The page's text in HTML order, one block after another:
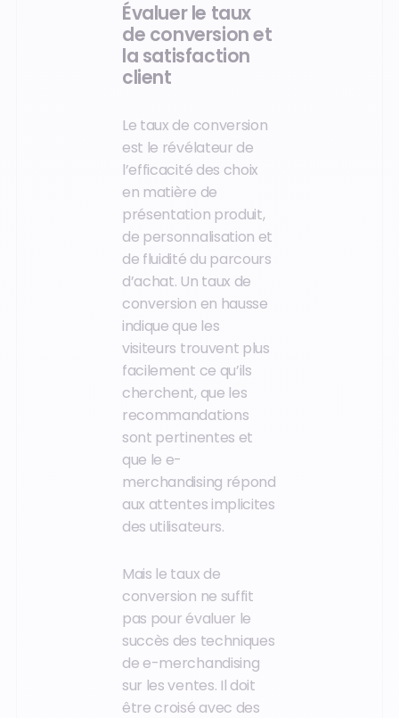
Évaluer le taux
de conversion et
la satisfaction
client
Le taux de conversion
est le révélateur de
l’efficacité des choix
en matière de
présentation produit,
de personnalisation et
de fluidité du parcours
d’achat. Un taux de
conversion en hausse
indique que les
visiteurs trouvent plus
facilement ce qu’ils
cherchent, que les
recommandations
sont pertinentes et
que le e-
merchandising répond
aux attentes implicites
des utilisateurs.
Mais le taux de
conversion ne suffit
pas pour évaluer le
succès des techniques
de e-merchandising
sur les ventes. Il doit
être croisé avec des